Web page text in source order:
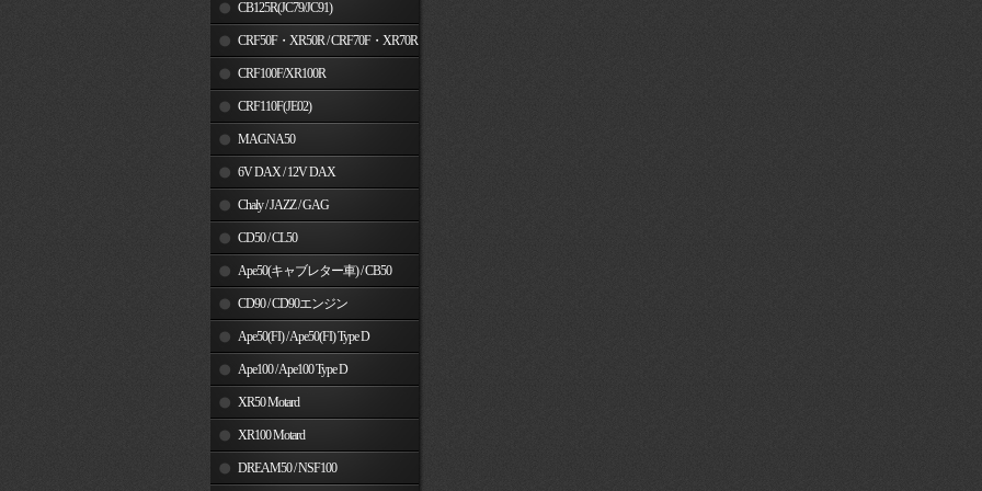
MSX125CB125R(JC79/JC91)
CRF50F・XR50R / CRF70F・XR70R
CRF100F/XR100R
CRF110F(JE02)
MAGNA50
6V DAX / 12V DAX
Chaly / JAZZ / GAG
CD50 / CL50
Ape50(キャブレター車) / CB50
CD90 / CD90エンジン
Ape50(FI) / Ape50(FI) Type D
Ape100 / Ape100 Type D
XR50 Motard
XR100 Motard
DREAM50 / NSF100